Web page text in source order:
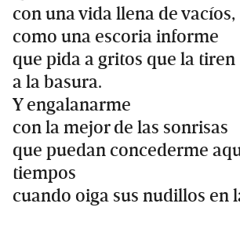
con una vida llena de vacíos,
como una escoria informe
que pida a gritos que la tiren
a la basura.
Y engalanarme
con la mejor de las sonrisas
que puedan concederme
tiempos
cuando oiga sus nudillos en